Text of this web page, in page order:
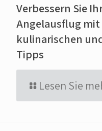
Verbessern Sie
Angelausflug mit
kulinarischen
Tipps
Lesen Sie